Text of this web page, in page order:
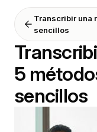
Transcribir una
sencillos
5
sencillos